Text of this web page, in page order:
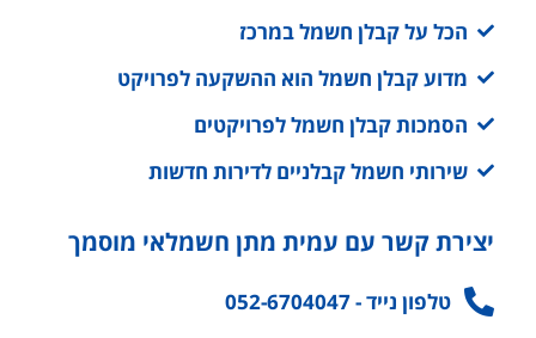
הכל על קבלן חשמל במרכז
מדוע קבלן חשמל הוא ההשקעה לפרויקט
הסמכות קבלן חשמל לפרויקטים
שירותי חשמל קבלניים לדירות חדשות
יצירת קשר עם עמית מתן חשמלאי מוסמך
טלפון נייד - 052-6704047